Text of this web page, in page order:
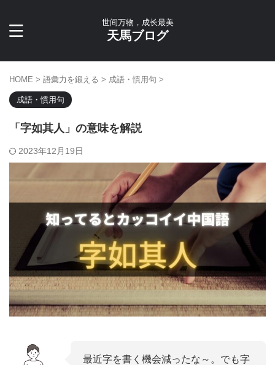
世间万物，成长最美
天馬ブログ
HOME > 語彙力を鍛える > 成語・慣用句 >
成語・慣用句
「字如其人」の意味を解説
2023年12月19日
最近字を書く機会減ったな～。でも字